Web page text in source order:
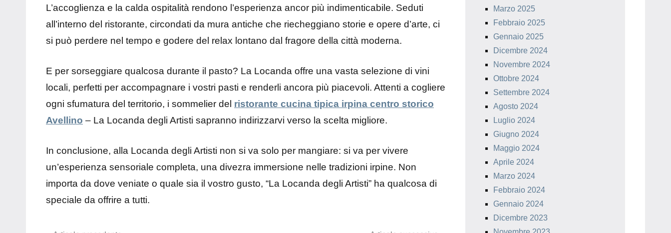
L’accoglienza e la calda ospitalità rendono l’esperienza ancor più indimenticabile. Seduti
all’interno del ristorante, circondati da mura antiche che riecheggiano storie e opere d’arte, ci
si può perdere nel tempo e godere del relax lontano dal fragore della città moderna.
E per sorseggiare qualcosa durante il pasto? La Locanda offre una vasta selezione di vini
locali, perfetti per accompagnare i vostri pasti e renderli ancora più piacevoli. Attenti a cogliere
ogni sfumatura del territorio, i sommelier del ristorante cucina tipica irpina centro storico
Avellino – La Locanda degli Artisti sapranno indirizzarvi verso la scelta migliore.
In conclusione, alla Locanda degli Artisti non si va solo per mangiare: si va per vivere
un’esperienza sensoriale completa, una divezra immersione nelle tradizioni irpine. Non
importa da dove veniate o quale sia il vostro gusto, “La Locanda degli Artisti” ha qualcosa di
speciale da offrire a tutti.
Marzo 2025
Febbraio 2025
Gennaio 2025
Dicembre 2024
Novembre 2024
Ottobre 2024
Settembre 2024
Agosto 2024
Luglio 2024
Giugno 2024
Maggio 2024
Aprile 2024
Marzo 2024
Febbraio 2024
Gennaio 2024
Dicembre 2023